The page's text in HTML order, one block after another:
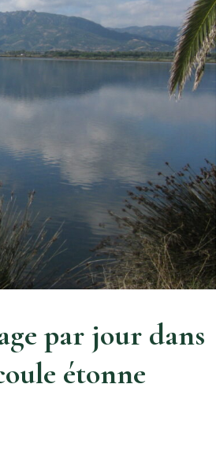
par jour dans
étonne